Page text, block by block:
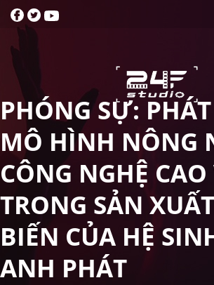
PHÓNG SỰ:
MÔ HÌNH NÔNG
CÔNG NGHỆ
TRONG SẢN
BIẾN CỦA HỆ
ANH PHÁT